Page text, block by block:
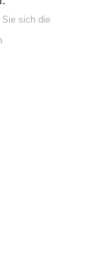
Sie sich die